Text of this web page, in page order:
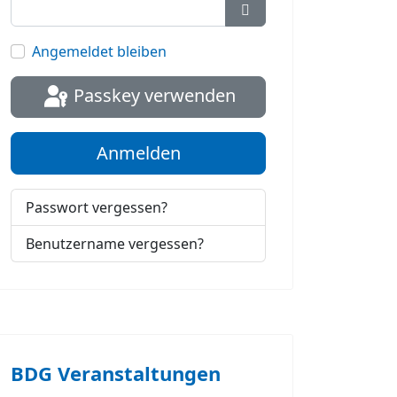
Passwort anzeigen
Angemeldet bleiben
Passkey verwenden
Anmelden
Passwort vergessen?
Benutzername vergessen?
BDG Veranstaltungen